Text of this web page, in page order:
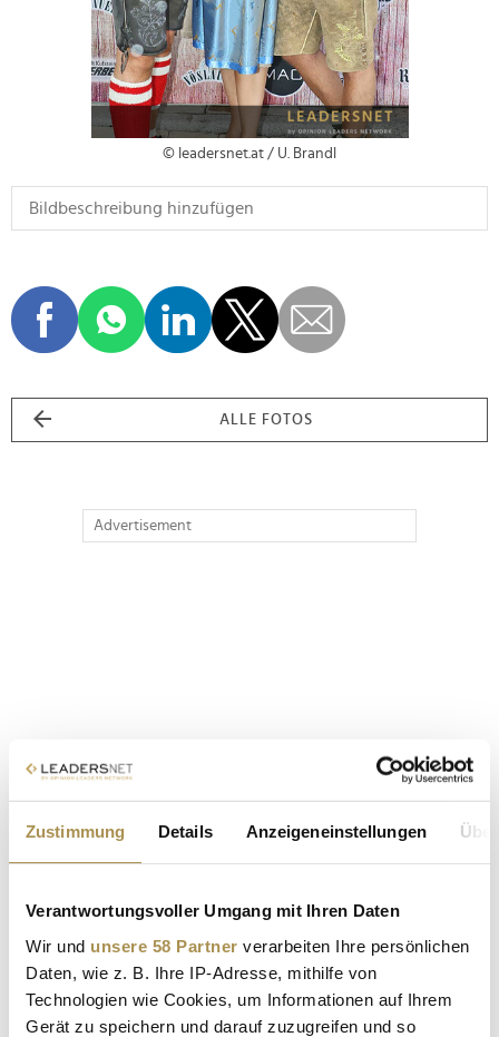
Zustimmung Details Anzeigeneinstellungen
Verantwortungsvoller Umgang mit Ihren Daten
Wir und unsere 58 Partner verarbeiten Ihre persönlichen
Daten, wie z. B. Ihre IP-Adresse, mithilfe von
Technologien wie Cookies, um Informationen auf Ihrem
Gerät zu speichern und darauf zuzugreifen und so
© leadersnet.at / U. Brandl
ALLE FOTOS
Advertisement